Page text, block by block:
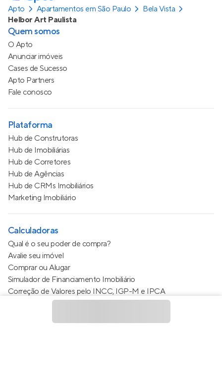
Apto Apartamentos em São Paulo
Bela Vista
Helbor Art Paulista
Quem somos
O Apto
Anunciar imóveis
Cases de Sucesso
Apto Partners
Fale conosco
Plataforma
Hub de Construtoras
Hub de Imobiliárias
Hub de Corretores
Hub de Agências
Hub de CRMs Imobiliários
Marketing Imobiliário
Calculadoras
Qual é o seu poder de compra?
Avalie seu imóvel
Comprar ou Alugar
Simulador de Financiamento Imobiliário
Correção de Valores pelo INCC, IGP-M e IPCA
Estimativa de valor do condomínio